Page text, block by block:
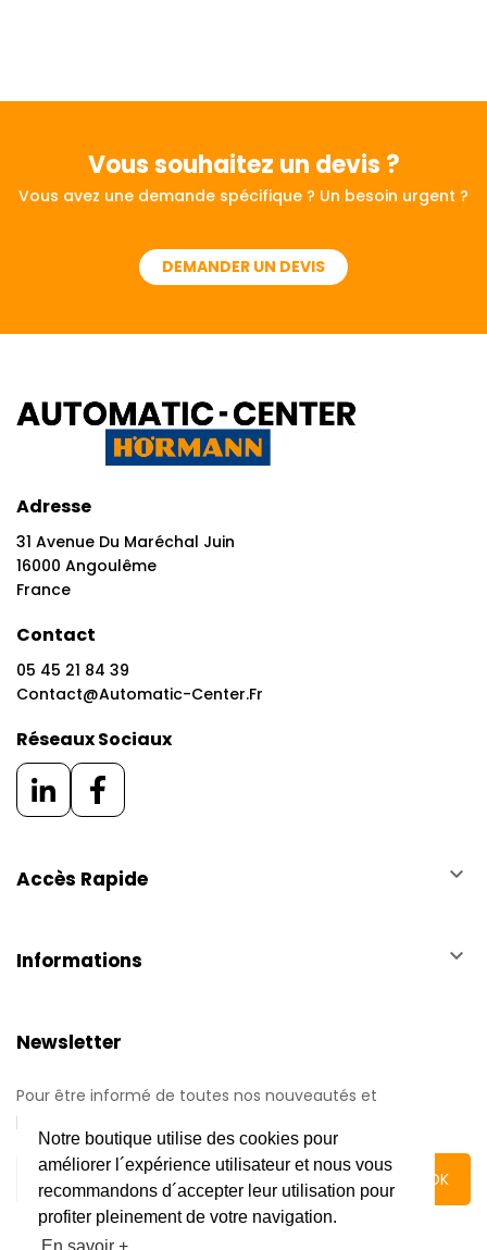
Notre boutique utilise des cookies pour
améliorer l´expérience utilisateur et nous vous
recommandons d´accepter leur utilisation pour
profiter pleinement de votre navigation.
Vous souhaitez un devis ?
Vous avez une demande spécifique ? Un besoin urgent ?
DEMANDER UN DEVIS
Adresse
31 Avenue Du Maréchal Juin
16000 Angoulême
France
Contact
05 45 21 84 39
Contact@automatic-Center.fr
Réseaux Sociaux
Accès Rapide keyboard_arrow_down
Informations keyboard_arrow_down
Newsletter
Pour être informé de toutes nos nouveautés et
promotions.